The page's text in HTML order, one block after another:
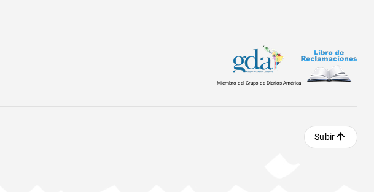
Miembro del Grupo de Diarios América
Subir